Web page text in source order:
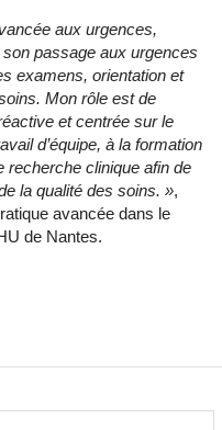
aux urgences,
passage aux urgences
examens, orientation et
Mon rôle est de
et centrée sur le
d’équipe, à la formation
recherche clinique afin de
la qualité des soins. »,
avancée dans le
de Nantes.